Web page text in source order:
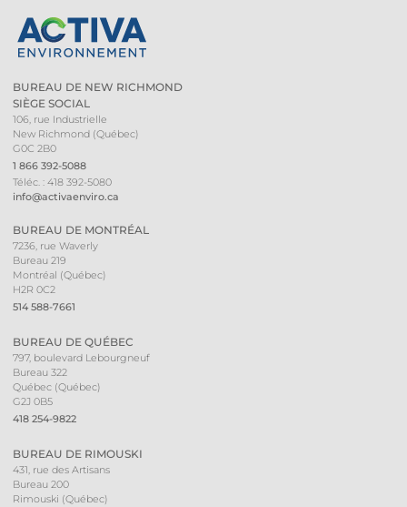
BUREAU DE NEW RICHMOND
SIÈGE SOCIAL
106, rue Industrielle
New Richmond (Québec)
G0C 2B0
1 866 392-5088
Téléc. : 418 392-5080
info@activaenviro.ca
BUREAU DE MONTRÉAL
7236, rue Waverly
Bureau 219
Montréal (Québec)
H2R 0C2
514 588-7661
BUREAU DE QUÉBEC
797, boulevard Lebourgneuf
Bureau 322
Québec (Québec)
G2J 0B5
418 254-9822
BUREAU DE RIMOUSKI
431, rue des Artisans
Bureau 200
Rimouski (Québec)